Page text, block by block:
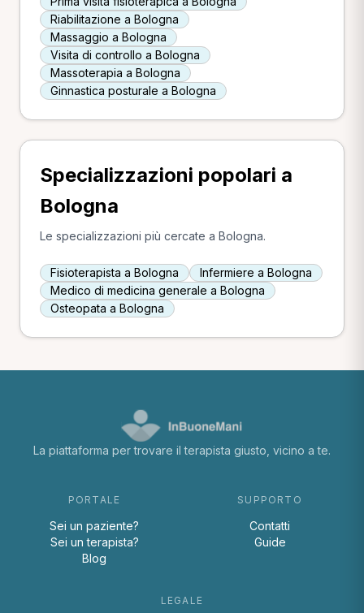
Riabilitazione a Bologna
Massaggio a Bologna
Visita di controllo a Bologna
Massoterapia a Bologna
Ginnastica posturale a Bologna
Specializzazioni popolari a
Bologna
Le specializzazioni più cercate a Bologna.
Fisioterapista a Bologna
Infermiere a Bologna
Medico di medicina generale a Bologna
Osteopata a Bologna
La piattaforma per trovare il terapista giusto, vicino a te.
PORTALE
Sei un paziente?
Sei un terapista?
Blog
SUPPORTO
Contatti
Guide
LEGALE